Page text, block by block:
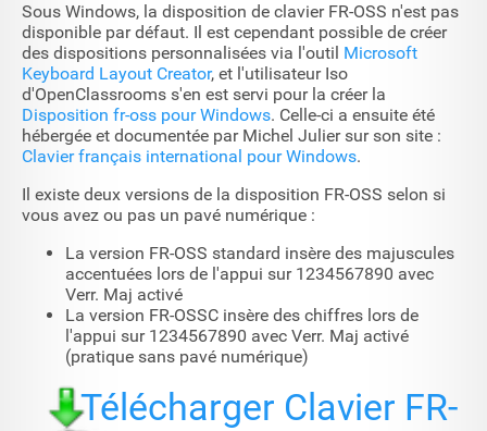
Sous Windows, la disposition de clavier FR-OSS n'est pas
disponible par défaut. Il est cependant possible de créer
des dispositions personnalisées via l'outil Microsoft
Keyboard Layout Creator, et l'utilisateur Iso
d'OpenClassrooms s'en est servi pour la créer la
Disposition fr-oss pour Windows. Celle-ci a ensuite été
hébergée et documentée par Michel Julier sur son site :
Clavier français international pour Windows.
Il existe deux versions de la disposition FR-OSS selon si
vous avez ou pas un pavé numérique :
La version FR-OSS standard insère des majuscules
accentuées lors de l'appui sur 1234567890 avec
Verr. Maj activé
La version FR-OSSC insère des chiffres lors de
l'appui sur 1234567890 avec Verr. Maj activé
(pratique sans pavé numérique)
Télécharger Clavier FR-